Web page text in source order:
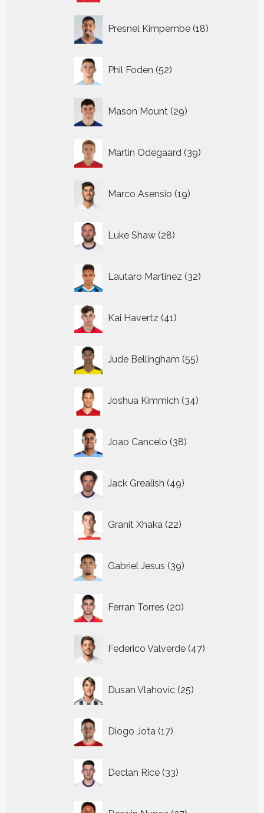
Presnel Kimpembe 18
producten
Phil Foden 52
producten
Mason Mount 29
producten
Martin Odegaard 39
producten
Marco Asensio 19
producten
Luke Shaw 28
producten
Lautaro Martinez 32
producten
Kai Havertz 41
producten
Jude Bellingham 55
producten
Joshua Kimmich 34
producten
Joao Cancelo 38
producten
Jack Grealish 49
producten
Granit Xhaka 22
producten
Gabriel Jesus 39
producten
Ferran Torres 20
producten
Federico Valverde 47
producten
Dusan Vlahovic 25
producten
Diogo Jota 17
producten
Declan Rice 33
producten